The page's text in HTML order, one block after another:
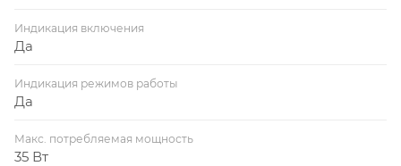
Индикация включения
Да
Индикация режимов работы
Да
Макс. потребляемая мощность
35 Вт